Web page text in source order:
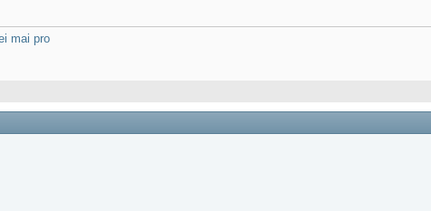
mai pro